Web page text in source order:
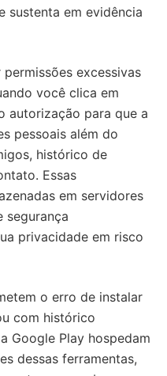
sustenta em evidência
excessivas
você clica em
autorização para que a
pessoais além do
histórico de
Essas
em servidores
segurança
privacidade em risco
o erro de instalar
com histórico
Google Play hospedam
dessas ferramentas,